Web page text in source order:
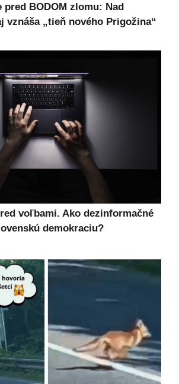
pred BODOM zlomu: Nad
vznáša „tieň nového Prigožina“
voľbami. Ako dezinformačné
demokraciu?